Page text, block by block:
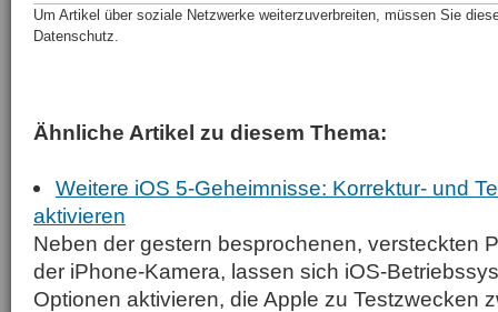
Um Artikel über soziale Netzwerke weiterzuverbreiten, müssen Sie
Datenschutz.
Ähnliche Artikel zu diesem Thema:
Weitere iOS 5-Geheimnisse: Korrektur- und
aktivieren
Neben der gestern besprochenen, versteckten
der iPhone-Kamera, lassen sich iOS-
Optionen aktivieren, die Apple zu Testzwecken